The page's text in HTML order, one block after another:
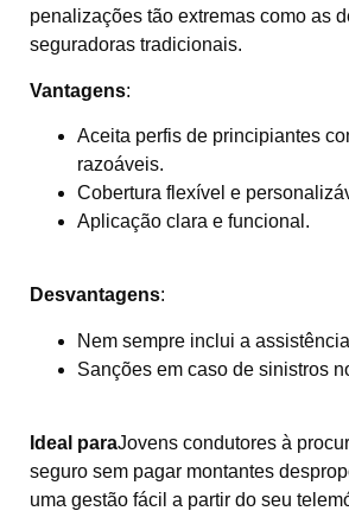
penalizações tão extremas como as
seguradoras tradicionais.
Vantagens:
Aceita perfis de principiantes
razoáveis.
Cobertura flexível e
Aplicação clara e funcional.
Desvantagens:
Nem sempre inclui a
Sanções em caso de sinistros
Ideal paraJovens condutores à
seguro sem pagar montantes
uma gestão fácil a partir do seu